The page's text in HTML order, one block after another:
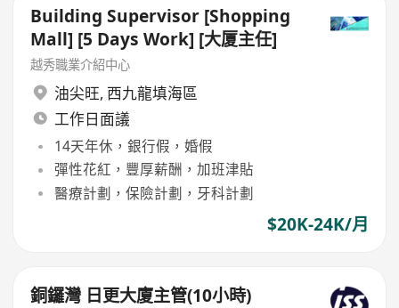
Building Supervisor [Shopping
Mall] [5 Days Work] [大厦主任]
越秀職業介紹中心
油尖旺, 西九龍填海區
工作日面議
14天年休，銀行假，婚假
彈性花紅，豐厚薪酬，加班津貼
醫療計劃，保險計劃，牙科計劃
$20K-24K/月
銅鑼灣 日更大廈主管(10小時)